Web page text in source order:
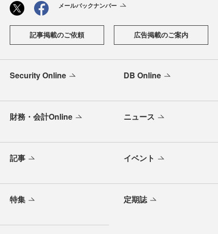
メールバックナンバー
記事掲載のご依頼 広告掲載のご案内
Security Online DB Online
財務・会計Online ニュース
記事 イベント
特集 定期誌